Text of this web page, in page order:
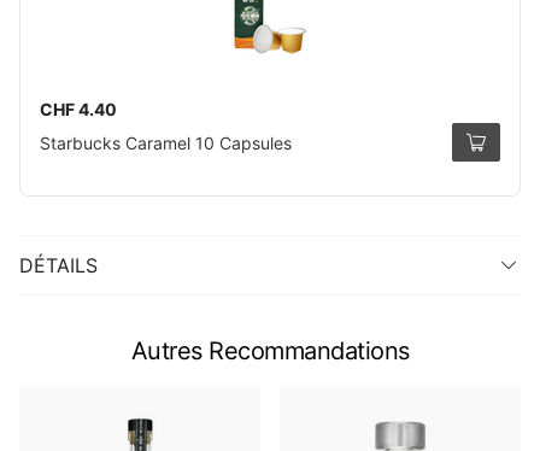
CHF 4.40
Starbucks Caramel 10 Capsules
DÉTAILS
Autres Recommandations